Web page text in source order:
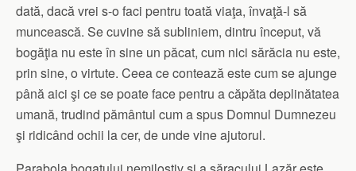
dată, dacă vrei s-o faci pentru toată viaţa, învaţă-l să
muncească. Se cuvine să subliniem, dintru început, vă
bogăţia nu este în sine un păcat, cum nici sărăcia nu este,
prin sine, o virtute. Ceea ce contează este cum se ajunge
până aici şi ce se poate face pentru a căpăta deplinătatea
umană, trudind pământul cum a spus Domnul Dumnezeu
şi ridicând ochii la cer, de unde vine ajutorul.